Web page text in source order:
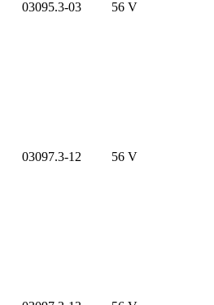
03095.3-03 56 V
03097.3-12 56 V